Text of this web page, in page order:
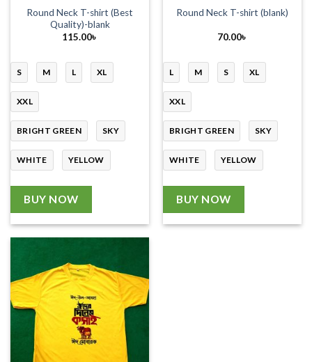
Round Neck T-shirt (Best
Quality)-blank
115.00৳
S M L XL
XXL
BRIGHT GREEN SKY
WHITE YELLOW
BUY NOW
Round Neck T-shirt (blank)
70.00৳
L M S XL
XXL
BRIGHT GREEN SKY
WHITE YELLOW
BUY NOW